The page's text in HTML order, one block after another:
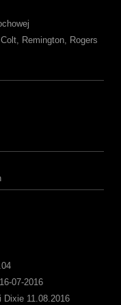
Remington, Rogers
07-2016
11.08.2016